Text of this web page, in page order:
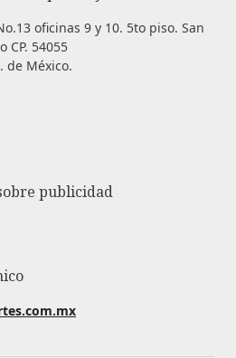
oficinas 9 y 10. 5to piso. San
CP. 54055
de México.
publicidad